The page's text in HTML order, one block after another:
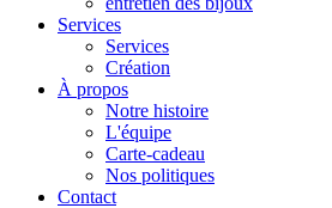
Services
Services
Création
À propos
Notre histoire
L'équipe
Carte-cadeau
Nos politiques
Contact